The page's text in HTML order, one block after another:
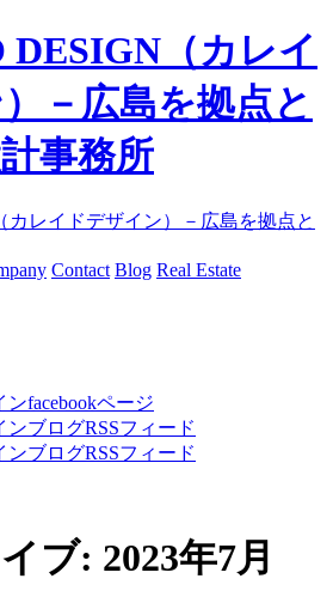
Contact Blog Real Estate
ブ: 2023年7月